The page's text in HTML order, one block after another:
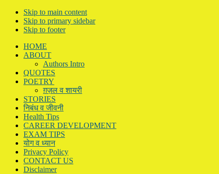
Skip to main content
Skip to primary sidebar
Skip to footer
HOME
ABOUT
Authors Intro
QUOTES
POETRY
ग़ज़ल व शायरी
STORIES
निबंध व जीवनी
Health Tips
CAREER DEVELOPMENT
EXAM TIPS
योग व ध्यान
Privacy Policy
CONTACT US
Disclaimer